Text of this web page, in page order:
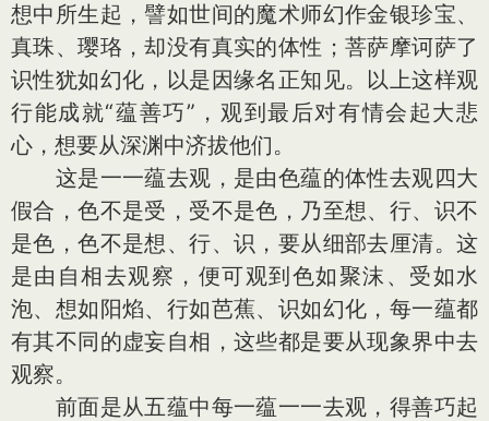
想中所生起，譬如世间的魔术师幻作金银珍宝、
真珠、璎珞，却没有真实的体性；菩萨摩诃萨了
识性犹如幻化，以是因缘名正知见。以上这样观
行能成就“蕴善巧”，观到最后对有情会起大悲
心，想要从深渊中济拔他们。
这是一一蕴去观，是由色蕴的体性去观四大
假合，色不是受，受不是色，乃至想、行、识不
是色，色不是想、行、识，要从细部去厘清。这
是由自相去观察，便可观到色如聚沫、受如水
泡、想如阳焰、行如芭蕉、识如幻化，每一蕴都
有其不同的虚妄自相，这些都是要从现象界中去
观察。
前面是从五蕴中每一蕴一一去观，得善巧起